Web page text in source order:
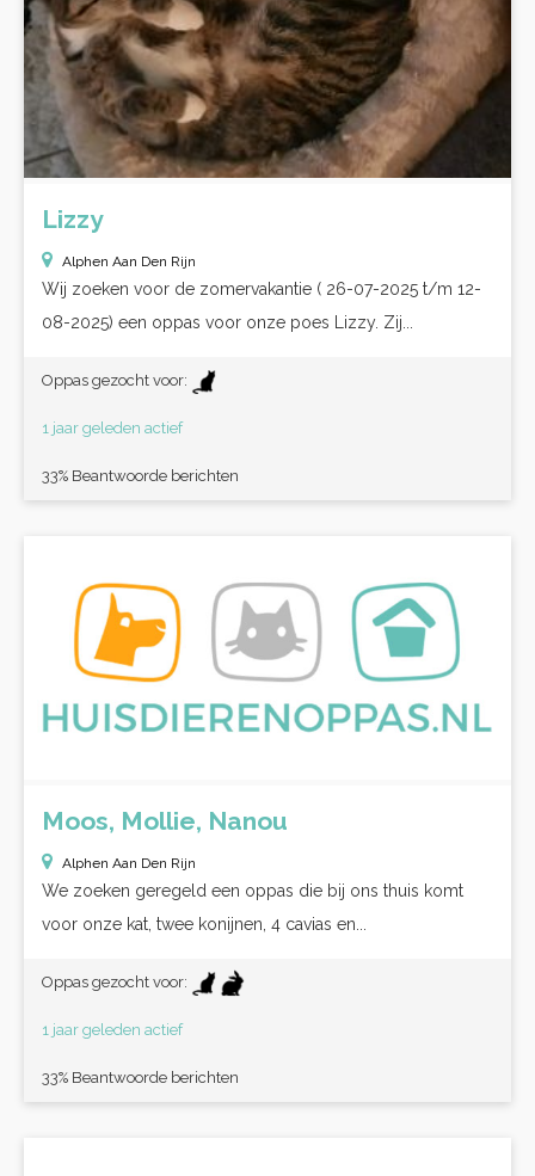
Lizzy
Alphen Aan Den Rijn
Wij zoeken voor de zomervakantie ( 26-07-2025 t/m 12-
08-2025) een oppas voor onze poes Lizzy. Zij...
Oppas gezocht voor:
1 jaar geleden actief
33% Beantwoorde berichten
Moos, Mollie, Nanou
Alphen Aan Den Rijn
We zoeken geregeld een oppas die bij ons thuis komt
voor onze kat, twee konijnen, 4 cavias en...
Oppas gezocht voor:
1 jaar geleden actief
33% Beantwoorde berichten